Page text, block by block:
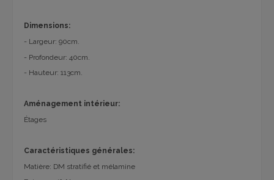
Dimensions:
- Largeur: 90cm.
- Profondeur: 40cm.
- Hauteur: 113cm.
Aménagement intérieur:
Étages
Caractéristiques générales:
Matière: DM stratifié et mélamine